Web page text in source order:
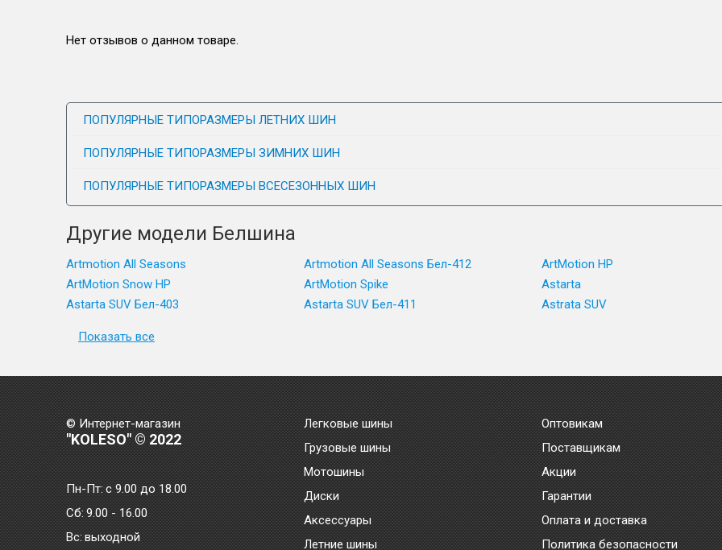
Нет отзывов о данном товаре.
ПОПУЛЯРНЫЕ ТИПОРАЗМЕРЫ ЛЕТНИХ ШИН
ПОПУЛЯРНЫЕ ТИПОРАЗМЕРЫ ЗИМНИХ ШИН
ПОПУЛЯРНЫЕ ТИПОРАЗМЕРЫ ВСЕСЕЗОННЫХ ШИН
Другие модели Белшина
Artmotion All Seasons Artmotion All Seasons Бел-412
ArtMotion HP
ArtMotion Snow HP
ArtMotion Spike
Astarta
Astarta SUV Бел-403
Astarta SUV Бел-411 Astrata SUV
Показать все
© Интернет-магазин
"KOLESO" © 2022
Пн-Пт:с 9.00 до 18.00
Сб: 9.00 - 16.00
Bc: выходной
Легковые шины
Грузовые шины
Мотошины
Диски
Аксессуары
Летние шины
Оптовикам
Поставщикам
Акции
Гарантии
Оплата и доставка
Политика безопасности